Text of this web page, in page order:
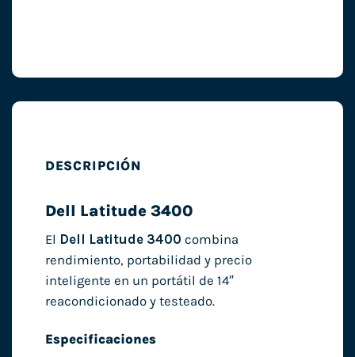
DESCRIPCIÓN
Dell Latitude 3400
El Dell Latitude 3400 combina
rendimiento, portabilidad y precio
inteligente en un portátil de 14″
reacondicionado y testeado.
Especificaciones